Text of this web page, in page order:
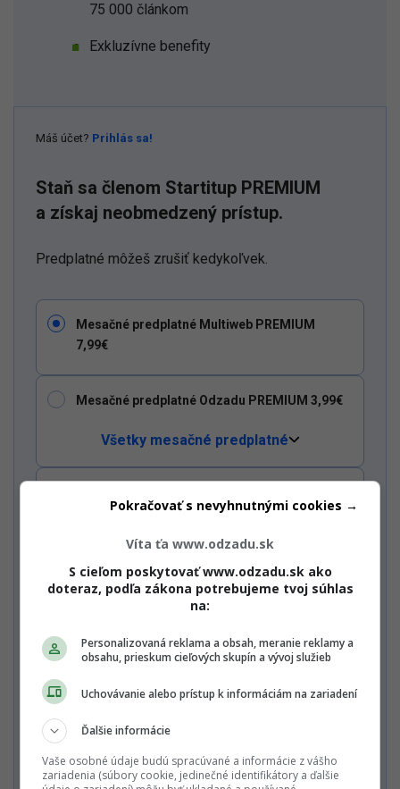
75 000 článkom
Exkluzívne benefity
Dostaň
Odzadu
Pridať ako preferovaný zdroj
Máš účet? Prihlás sa!
Staň sa členom Startitup PREMIUM
a získaj neobmedzený prístup.
Predplatné môžeš zrušiť kedykoľvek.
Mesačné predplatné Multiweb PREMIUM
7,99€
Mesačné predplatné Odzadu PREMIUM 3,99€
Všetky mesačné predplatné
Chcem vidieť celú ponuku / Mám zľavový kód
Nechcem odoberať PREMIUM newsletter a Startitup Group
Alebo
Víta ťa www.odzadu.sk
S cieľom poskytovať www.odzadu.sk ako
doteraz, podľa zákona potrebujeme tvoj súhlas
na:
Personalizovaná reklama a obsah, meranie reklamy a
obsahu, prieskum cieľových skupín a vývoj služieb
Uchovávanie alebo prístup k informáciám na zariadení
Ďalšie informácie
Vaše osobné údaje budú spracúvané a informácie z vášho
zariadenia (súbory cookie, jedinečné identifikátory a ďalšie
Pokračovať s nevyhnutnými cookies →